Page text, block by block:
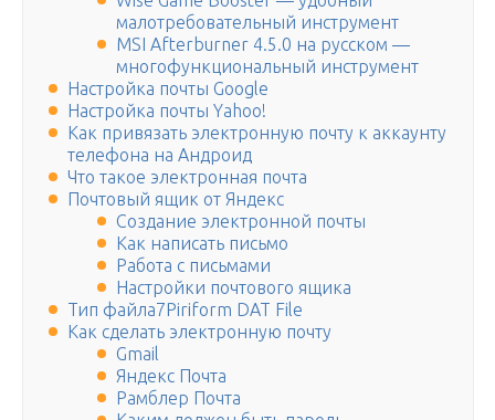
малотребовательный инструмент
MSI Afterburner 4.5.0 на русском —
многофункциональный инструмент
Настройка почты Google
Настройка почты Yahoo!
Как привязать электронную почту к аккаунту
телефона на Андроид
Что такое электронная почта
Почтовый ящик от Яндекс
Создание электронной почты
Как написать письмо
Работа с письмами
Настройки почтового ящика
Тип файла7Piriform DAT File
Как сделать электронную почту
Gmail
Яндекс Почта
Рамблер Почта